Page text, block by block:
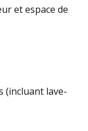
et espace de
(incluant lave-